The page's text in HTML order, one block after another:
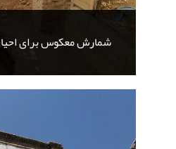
شمارش معکوس برای